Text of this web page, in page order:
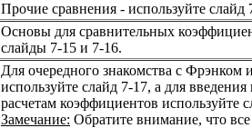
Прочие сравнения - используйте слайд
Основы для сравнительных
слайды 7-15 и 7-16.
Для очередного знакомства с Фрэнком
используйте слайд 7-17, а для
расчетам коэффициентов используйте
Замечание: Обратите внимание, что